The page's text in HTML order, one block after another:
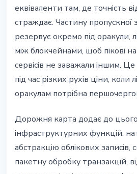
еквіваленти там, де точність
страждає. Частину пропускної
резервує окремо під оракули,
між блокчейнами, щоб пікові
сервісів не заважали іншим.
під час різких рухів ціни, коли
оракулам потрібна
Дорожня карта додає до цього
інфраструктурних функцій:
абстракцію облікових записів,
пакетну обробку транзакцій,